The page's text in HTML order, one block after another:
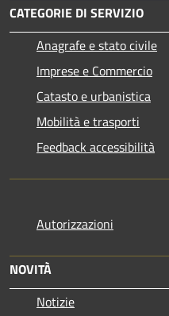
CATEGORIE DI SERVIZIO
Anagrafe e stato civile
Imprese e Commercio
Catasto e urbanistica
Mobilità e trasporti
Feedback accessibilità
Autorizzazioni
NOVITÀ
Notizie